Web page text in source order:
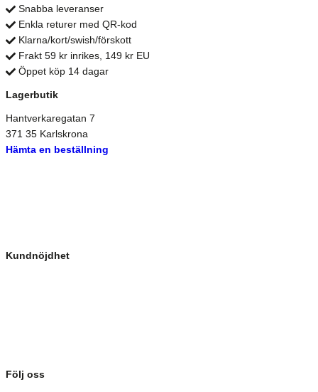
Snabba leveranser
Enkla returer med QR-kod
Klarna/kort/swish/förskott
Frakt 59 kr inrikes, 149 kr EU
Öppet köp 14 dagar
Lagerbutik
Hantverkaregatan 7
371 35 Karlskrona
Hämta en beställning
Kundnöjdhet
Följ oss